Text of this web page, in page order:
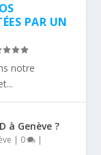
PAR UN
notre
à Genève ?
| 0 |